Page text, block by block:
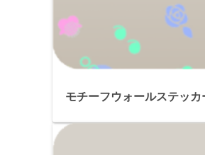
モチーフウォールステッカ